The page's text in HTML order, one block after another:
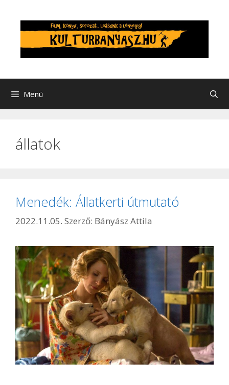
tartalomba
Menü
állatok
Menedék: Állatkerti útmutató
2022.11.05. Szerző: Bányász Attila